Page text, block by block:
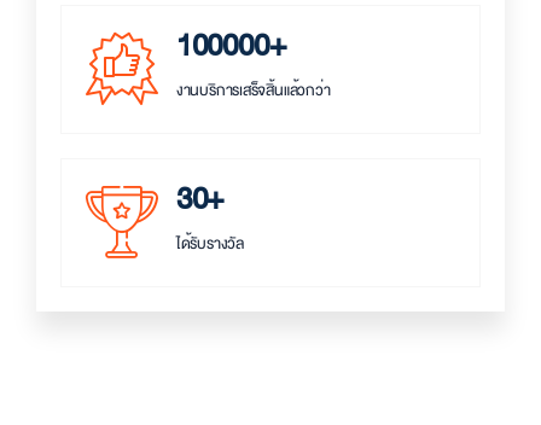
100000+
งานบริการเสร็จสิ้นแล้วกว่า
30+
ได้รับรางวัล